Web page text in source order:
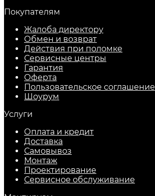
Покупателям
Жалоба директору
Обмен и возврат
Действия при поломке
Сервисные центры
Гарантия
Оферта
Пользовательское соглашение
Шоурум
Услуги
Оплата и кредит
Доставка
Самовывоз
Монтаж
Проектирование
Сервисное обслуживание